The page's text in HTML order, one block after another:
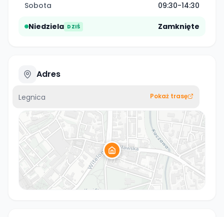
Sobota 09:30-14:30
Niedziela DZIŚ Zamknięte
Adres
Legnica Pokaż trasę